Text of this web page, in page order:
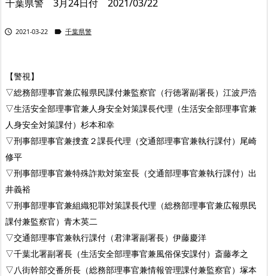
千葉県警 3月24日付 2021/03/22
 2021-03-22  千葉県警
【警視】
▽総務部理事官兼広報県民課付兼監察官（行徳署副署長）江波戸浩
▽生活安全部理事官兼人身安全対策課長代理（生活安全部理事官兼
人身安全対策課付）杉本和幸
▽刑事部理事官兼捜査２課長代理（交通部理事官兼執行課付）尾崎
修平
▽刑事部理事官兼特殊詐欺対策室長（交通部理事官兼執行課付）出
井義裕
▽刑事部理事官兼組織犯罪対策課長代理（総務部理事官兼広報県民
課付兼監察官）青木英二
▽交通部理事官兼執行課付（君津署副署長）伊藤慶洋
▽千葉北署副署長（生活安全部理事官兼風俗保安課付）斎藤孝之
▽八街幹部交番所長（総務部理事官兼情報管理課付兼監察官）塚本